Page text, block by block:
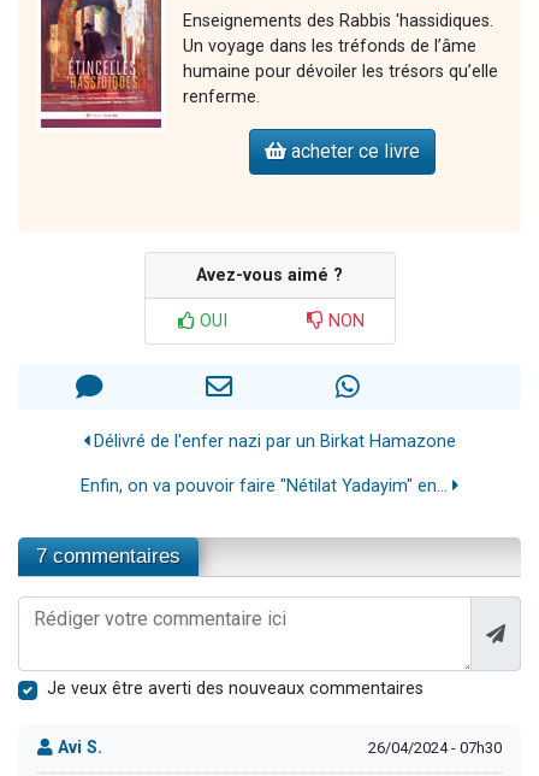
Enseignements des Rabbis 'hassidiques.
Un voyage dans les tréfonds de l’âme
humaine pour dévoiler les trésors qu’elle
renferme.
acheter ce livre
Avez-vous aimé ?
OUI NON
Délivré de l'enfer nazi par un Birkat Hamazone
Enfin, on va pouvoir faire "Nétilat Yadayim" en...
7 commentaires
Je veux être averti des nouveaux commentaires
Avi S. 26/04/2024 - 07h30